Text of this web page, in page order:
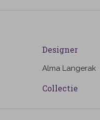
Designer
Alma Langerak
Collectie